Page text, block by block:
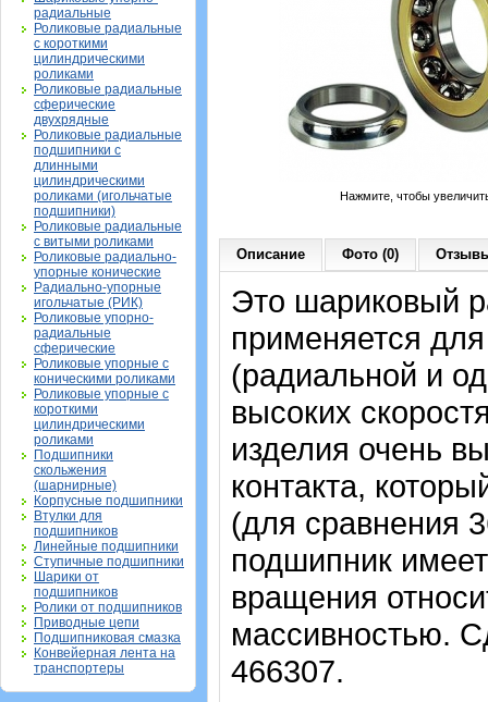
радиальные
Роликовые радиальные
с короткими
цилиндрическими
роликами
Роликовые радиальные
сферические
двухрядные
Роликовые радиальные
подшипники с
длинными
цилиндрическими
роликами (игольчатые
подшипники)
Роликовые радиальные
с витыми роликами
Роликовые радиально-
упорные конические
Радиально-упорные
игольчатые (РИК)
Роликовые упорно-
радиальные
сферические
Роликовые упорные с
коническими роликами
Роликовые упорные с
короткими
цилиндрическими
роликами
Подшипники
скольжения
(шарнирные)
Корпусные подшипники
Втулки для
подшипников
Линейные подшипники
Ступичные подшипники
Шарики от
подшипников
Ролики от подшипников
Приводные цепи
Подшипниковая смазка
Конвейерная лента на
транспортеры
Нажмите, чтобы
Описание Фото (0)
Это шариковый
применяется
(радиальной и
высоких
изделия очень
контакта,
(для сравнения
подшипник
вращения
массивностью.
466307.